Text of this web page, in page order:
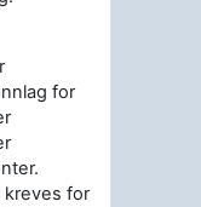
for
kreves for